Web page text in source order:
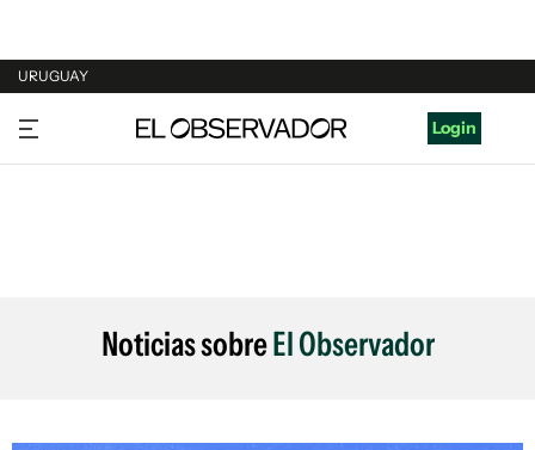
URUGUAY
URUGUAY
ARGENTINA
Login
Noticias sobreEl Observador